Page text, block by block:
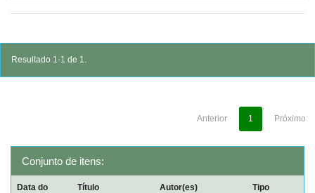
Resultado 1-1 de 1.
Anterior 1 Próximo
Conjunto de itens:
Data do
Título Autor(es) Tipo